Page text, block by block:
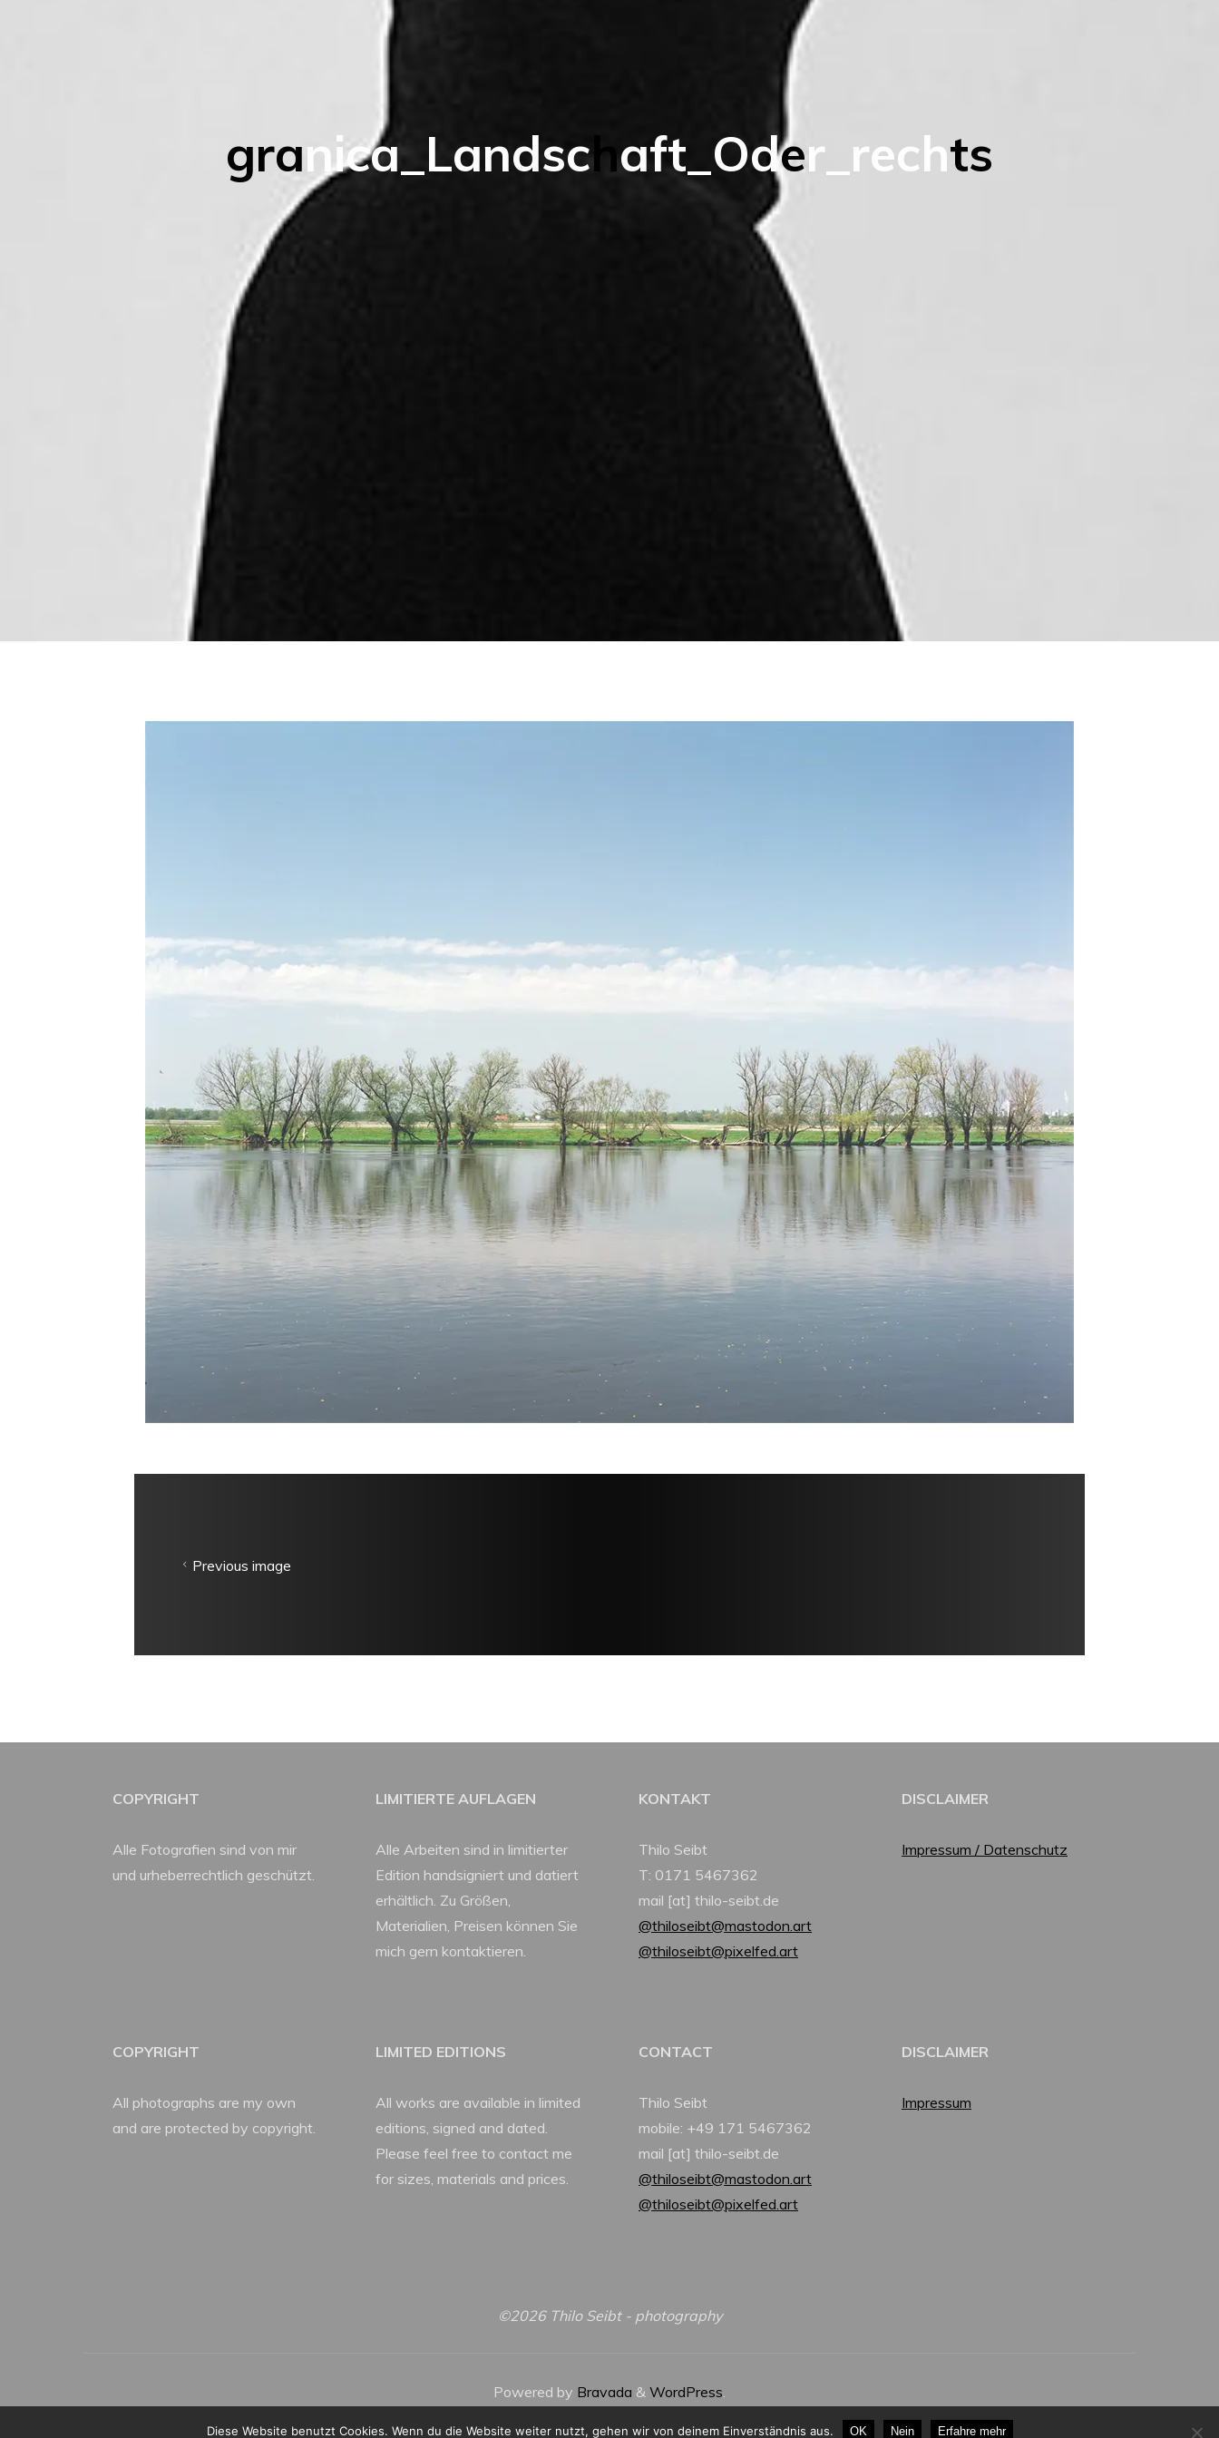
granica_ Landschaft Oder rechts
Previous image
COPYRIGHT
Alle Fotografien sind von mir
und urheberrechtlich geschützt.
LIMITIERTE AUFLAGEN
Alle Arbeiten sind in limitierter
Edition handsigniert und datiert
erhältlich. Zu Größen,
Materialien, Preisen können Sie
mich gern kontaktieren.
KONTAKT
Thilo Seibt
T: 0171 5467362
mail [at] thilo-seibt.de
@thiloseibt@mastodon.art
@thiloseibt@pixelfed.art
DISCLAIMER
Impressum / Datenschutz
COPYRIGHT
All photographs are my own
and are protected by copyright.
LIMITED EDITIONS
All works are available in limited
editions, signed and dated.
Please feel free to contact me
for sizes, materials and prices.
CONTACT
Thilo Seibt
mobile: +49 171 5467362
mail [at] thilo-seibt.de
@thiloseibt@mastodon.art
@thiloseibt@pixelfed.art
DISCLAIMER
Impressum
©2026 Thilo Seibt - photography
Powered by Bravada & WordPress.
Diese Website benutzt Cookies. Wenn du die Website weiter nutzt, gehen wir von deinem Einverständnis aus. OK Nein Erfahre mehr